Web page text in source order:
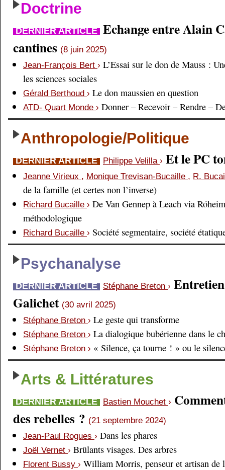
Doctrine
DERNIER ARTICLE Echange entre Alain
cantines (8 juin 2025)
Jean-François Bert › L’Essai sur le don de Mauss :
les sciences sociales
Gérald Berthoud › Le don maussien en question
ATD- Quart Monde › Donner – Recevoir – Rendre –
Anthropologie/Politique
DERNIER ARTICLE Philippe Velilla › Et le PC
Jeanne Virieux , Monique Trevisan-Bucaille , R.
de la famille (et certes non l’inverse)
Richard Bucaille › De Van Gennep à Leach via
méthodologique
Richard Bucaille › Société segmentaire, société
Psychanalyse
DERNIER ARTICLE Stéphane Breton ›
Galichet (30 avril 2025)
Stéphane Breton › Le geste qui transforme
Stéphane Breton › La dialogique bubérienne dans le
Stéphane Breton › « Silence, ça tourne ! » ou le
Arts & Littératures
DERNIER ARTICLE Bastien Mouchet ›
des rebelles ? (21 septembre 2024)
Jean-Paul Rogues › Dans les phares
Joël Vernet › Brûlants visages. Des arbres
Florent Bussy › William Morris, penseur et artisan de